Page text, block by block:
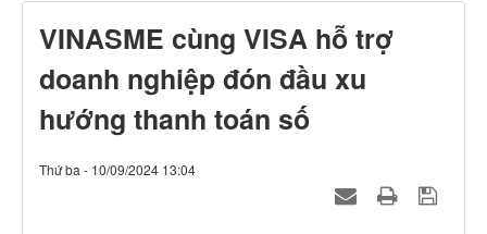
VINASME cùng VISA hỗ trợ
doanh nghiệp đón đầu xu
hướng thanh toán số
Thứ ba - 10/09/2024 13:04